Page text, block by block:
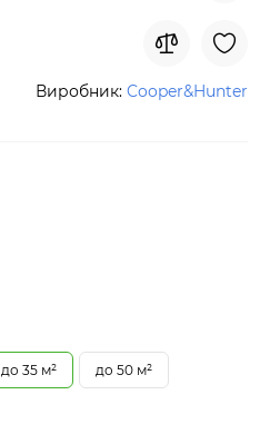
Виробник: Cooper&Hunter
до 35 м² до 50 м²